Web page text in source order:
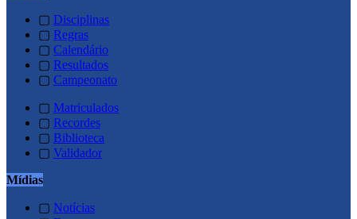
▢ Disciplinas
▢ Regras
▢ Calendário
▢ Resultados
▢ Campeonato
▢ Matriculados
▢ Recordes
▢ Biblioteca
▢ Validador
Mídias
▢ Notícias